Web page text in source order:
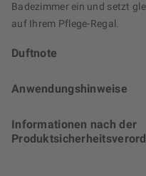
Badezimmer ein und setzt
auf Ihrem Pflege-Regal.
Duftnote
Anwendungshinweise
Informationen nach der